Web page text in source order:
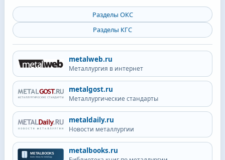
Разделы ОКС
Разделы КГС
metalweb.ru
Металлургия в интернет
metalgost.ru
Металлургические стандарты
metaldaily.ru
Новости металлургии
metalbooks.ru